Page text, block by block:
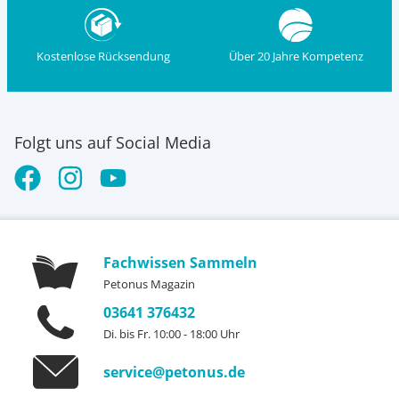
Kostenlose Rücksendung Über 20 Jahre Kompetenz
Folgt uns auf Social Media
Fachwissen Sammeln
Petonus Magazin
03641 376432
Di. bis Fr. 10:00 - 18:00 Uhr
service@petonus.de